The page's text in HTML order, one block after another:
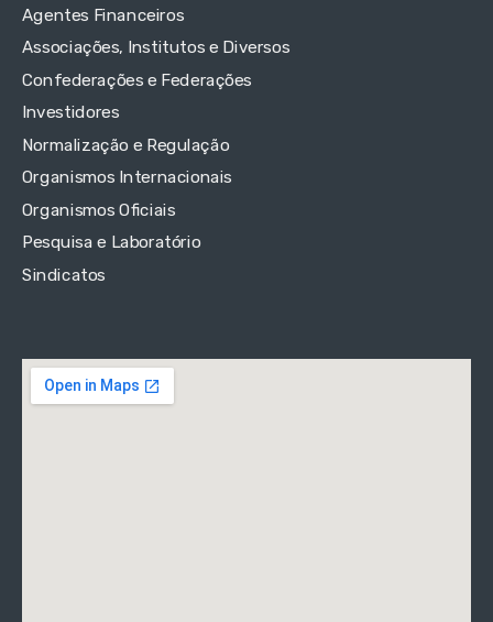
Agentes Financeiros
Associações, Institutos e Diversos
Confederações e Federações
Investidores
Normalização e Regulação
Organismos Internacionais
Organismos Oficiais
Pesquisa e Laboratório
Sindicatos